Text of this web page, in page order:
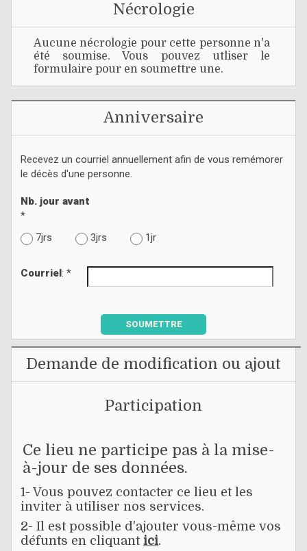
Nécrologie
Aucune nécrologie pour cette personne n'a
été soumise. Vous pouvez utliser le
formulaire pour en soumettre une.
Anniversaire
Recevez un courriel annuellement afin de vous remémorer
le décès d'une personne.
Nb. jour avant
*
7jrs
3jrs 1jr
Courriel: *
SOUMETTRE
Demande de modification ou ajout
Participation
Ce lieu ne participe pas à la mise-
à-jour de ses données.
1- Vous pouvez contacter ce lieu et les
inviter à utiliser nos services.
2- Il est possible d'ajouter vous-même vos
défunts en cliquant ici.